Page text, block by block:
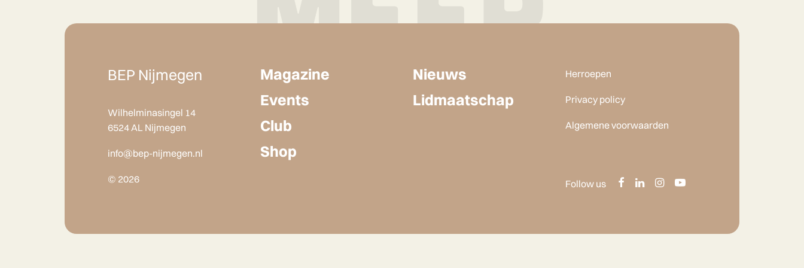
BEP Nijmegen
Wilhelminasingel 14
6524 AL Nijmegen
info@bep-nijmegen.nl
© 2026
Magazine
Events
Club
Shop
Nieuws
Lidmaatschap
Herroepen
Privacy policy
Algemene voorwaarden